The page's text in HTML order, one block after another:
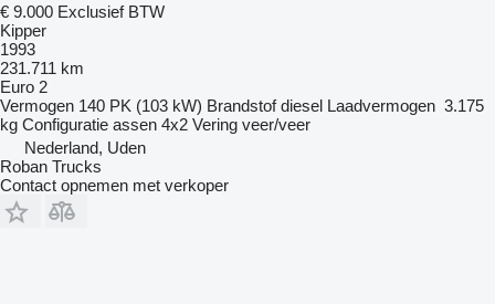
€ 9.000 Exclusief BTW
Kipper
1993
231.711 km
Euro 2
Vermogen 140 PK (103 kW) Brandstof diesel Laadvermogen 3.175
kg Configuratie assen 4x2 Vering veer/veer
Nederland, Uden
Roban Trucks
Contact opnemen met verkoper